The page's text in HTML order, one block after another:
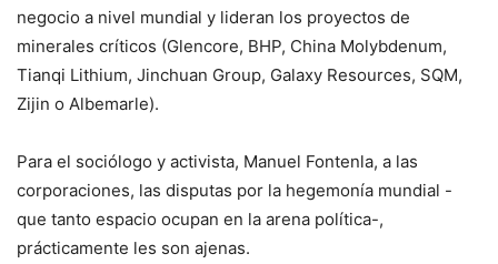
negocio a nivel mundial y lideran los proyectos de
minerales críticos (Glencore, BHP, China Molybdenum,
Tianqi Lithium, Jinchuan Group, Galaxy Resources, SQM,
Zijin o Albemarle).
Para el sociólogo y activista, Manuel Fontenla, a las
corporaciones, las disputas por la hegemonía mundial -
que tanto espacio ocupan en la arena política-,
prácticamente les son ajenas.